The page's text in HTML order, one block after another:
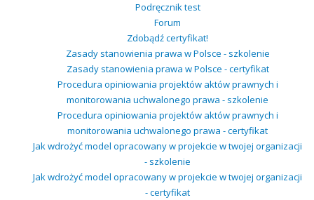
Podręcznik test
Forum
Zdobądź certyfikat!
Zasady stanowienia prawa w Polsce - szkolenie
Zasady stanowienia prawa w Polsce - certyfikat
Procedura opiniowania projektów aktów prawnych i
monitorowania uchwalonego prawa - szkolenie
Procedura opiniowania projektów aktów prawnych i
monitorowania uchwalonego prawa - certyfikat
Jak wdrożyć model opracowany w projekcie w twojej organizacji
- szkolenie
Jak wdrożyć model opracowany w projekcie w twojej organizacji
- certyfikat